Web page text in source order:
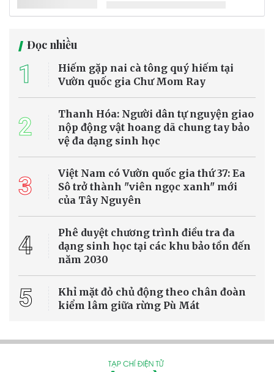
Đọc nhiều
1
Hiếm gặp nai cà tông quý hiếm tại
Vườn quốc gia Chư Mom Ray
2
Thanh Hóa: Người dân tự nguyện giao
nộp động vật hoang dã chung tay bảo
vệ đa dạng sinh học
3
Việt Nam có Vườn quốc gia thứ 37: Ea
Sô trở thành "viên ngọc xanh" mới
của Tây Nguyên
4
Phê duyệt chương trình điều tra đa
dạng sinh học tại các khu bảo tồn đến
năm 2030
5
Khỉ mặt đỏ chủ động theo chân đoàn
kiểm lâm giữa rừng Pù Mát